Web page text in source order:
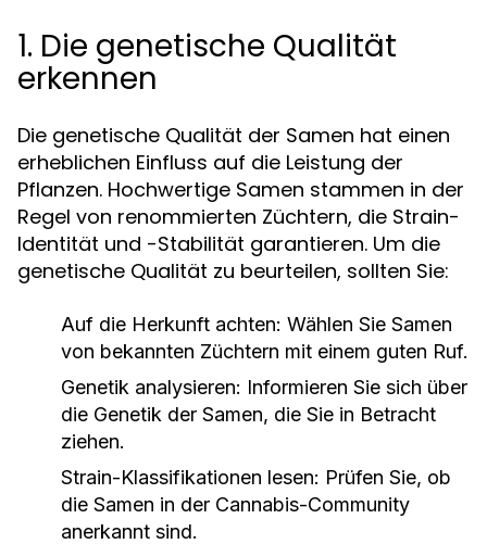
1. Die genetische Qualität
erkennen
Die genetische Qualität der Samen hat einen
erheblichen Einfluss auf die Leistung der
Pflanzen. Hochwertige Samen stammen in der
Regel von renommierten Züchtern, die Strain-
Identität und -Stabilität garantieren. Um die
genetische Qualität zu beurteilen, sollten Sie:
Auf die Herkunft achten: Wählen Sie Samen
von bekannten Züchtern mit einem guten Ruf.
Genetik analysieren: Informieren Sie sich über
die Genetik der Samen, die Sie in Betracht
ziehen.
Strain-Klassifikationen lesen: Prüfen Sie, ob
die Samen in der Cannabis-Community
anerkannt sind.